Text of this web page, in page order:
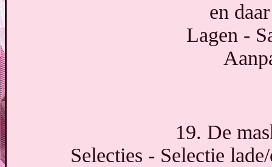
en
Lagen -
19. De
Selecties - Selectie